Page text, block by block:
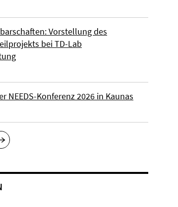
Vorstellung des
bei TD-Lab
NEEDS-Konferenz 2026 in Kaunas